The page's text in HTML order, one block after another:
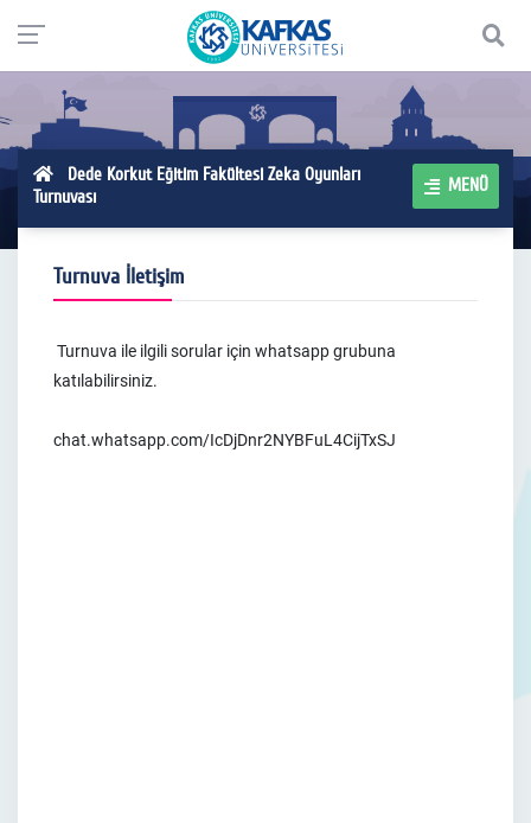
Dede Korkut Eğitim Fakültesi Zeka Oyunları
Turnuvası
MENÜ
Turnuva İletişim
Turnuva ile ilgili sorular için whatsapp grubuna
katılabilirsiniz.
chat.whatsapp.com/IcDjDnr2NYBFuL4CijTxSJ